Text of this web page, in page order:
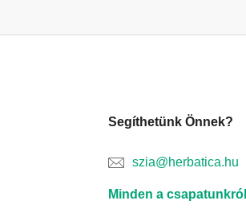
Segíthetünk Önnek?
szia@herbatica.hu
Minden a csapatunkról